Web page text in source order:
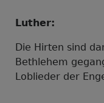
Luther:
Die Hirten sind
Bethlehem
Loblieder der